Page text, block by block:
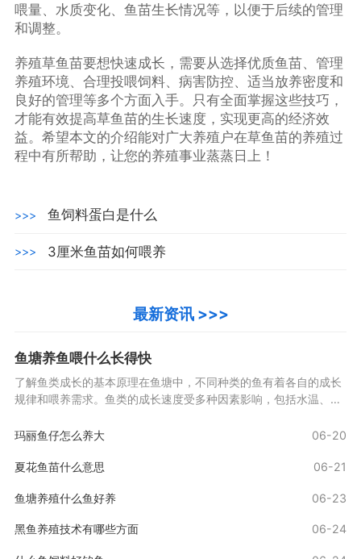
喂量、水质变化、鱼苗生长情况等，以便于后续的管理
和调整。
养殖草鱼苗要想快速成长，需要从选择优质鱼苗、管理
养殖环境、合理投喂饲料、病害防控、适当放养密度和
良好的管理等多个方面入手。只有全面掌握这些技巧，
才能有效提高草鱼苗的生长速度，实现更高的经济效
益。希望本文的介绍能对广大养殖户在草鱼苗的养殖过
程中有所帮助，让您的养殖事业蒸蒸日上！
>>> 鱼饲料蛋白是什么
>>> 3厘米鱼苗如何喂养
最新资讯 >>>
鱼塘养鱼喂什么长得快
了解鱼类成长的基本原理在鱼塘中，不同种类的鱼有着各自的成长
规律和喂养需求。鱼类的成长速度受多种因素影响，包括水温、饲
玛丽鱼仔怎么养大
06-20
夏花鱼苗什么意思 06-21
鱼塘养殖什么鱼好养 06-23
黑鱼养殖技术有哪些方面 06-24